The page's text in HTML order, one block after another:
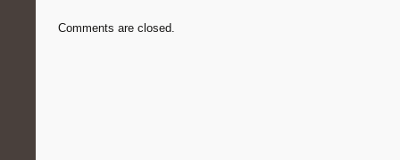
Comments are closed.